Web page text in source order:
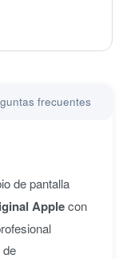
frecuentes
de pantalla
Applecon
de